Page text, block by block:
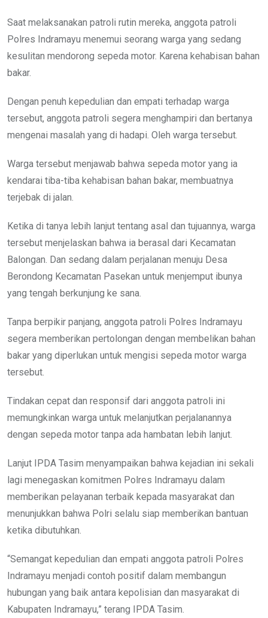
Saat melaksanakan patroli rutin mereka, anggota patroli
Polres Indramayu menemui seorang warga yang sedang
kesulitan mendorong sepeda motor. Karena kehabisan bahan
bakar.
Dengan penuh kepedulian dan empati terhadap warga
tersebut, anggota patroli segera menghampiri dan bertanya
mengenai masalah yang di hadapi. Oleh warga tersebut.
Warga tersebut menjawab bahwa sepeda motor yang ia
kendarai tiba-tiba kehabisan bahan bakar, membuatnya
terjebak di jalan.
Ketika di tanya lebih lanjut tentang asal dan tujuannya, warga
tersebut menjelaskan bahwa ia berasal dari Kecamatan
Balongan. Dan sedang dalam perjalanan menuju Desa
Berondong Kecamatan Pasekan untuk menjemput ibunya
yang tengah berkunjung ke sana.
Tanpa berpikir panjang, anggota patroli Polres Indramayu
segera memberikan pertolongan dengan membelikan bahan
bakar yang diperlukan untuk mengisi sepeda motor warga
tersebut.
Tindakan cepat dan responsif dari anggota patroli ini
memungkinkan warga untuk melanjutkan perjalanannya
dengan sepeda motor tanpa ada hambatan lebih lanjut.
Lanjut IPDA Tasim menyampaikan bahwa kejadian ini sekali
lagi menegaskan komitmen Polres Indramayu dalam
memberikan pelayanan terbaik kepada masyarakat dan
menunjukkan bahwa Polri selalu siap memberikan bantuan
ketika dibutuhkan.
“Semangat kepedulian dan empati anggota patroli Polres
Indramayu menjadi contoh positif dalam membangun
hubungan yang baik antara kepolisian dan masyarakat di
Kabupaten Indramayu,” terang IPDA Tasim.